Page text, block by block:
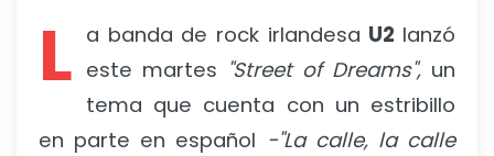
L a banda de rock irlandesa U2 lanzó
este martes "Street of Dreams", un
tema que cuenta con un estribillo
en parte en español -"La calle, la calle